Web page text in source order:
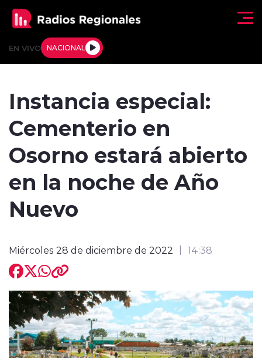
EN VIVO NACIONAL
Deportes
Entrevistas
modo claro
Instancia especial:
Cementerio en
Osorno estará abierto
en la noche de Año
Nuevo
Miércoles 28 de diciembre de 2022 14:38